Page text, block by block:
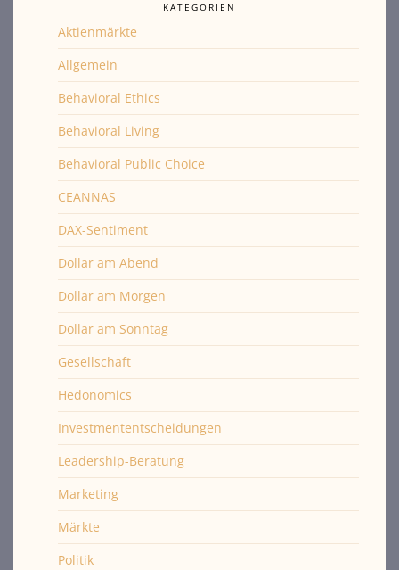
KATEGORIEN
Aktienmärkte
Allgemein
Behavioral Ethics
Behavioral Living
Behavioral Public Choice
CEANNAS
DAX-Sentiment
Dollar am Abend
Dollar am Morgen
Dollar am Sonntag
Gesellschaft
Hedonomics
Investmententscheidungen
Leadership-Beratung
Marketing
Märkte
Politik